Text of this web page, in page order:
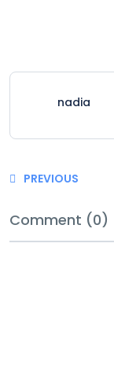
nadia
PREVIOUS
Comment (0)